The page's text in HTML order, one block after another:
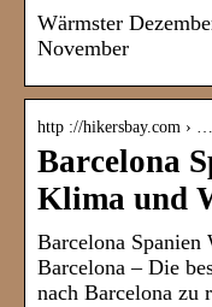
Wärmster
November
http ://hikersbay.com › …
Barcelona
Klima und
Barcelona
Barcelona – Die
nach Barcelona zu